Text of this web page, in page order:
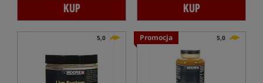
KUP KUP
5,0 Promocja 5,0